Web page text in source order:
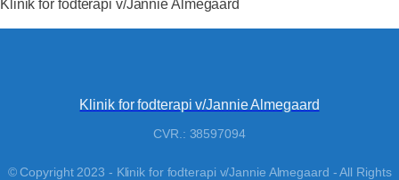
Klinik for fodterapi v/Jannie Almegaard
Klinik for fodterapi v/Jannie Almegaard
CVR.: 38597094
© Copyright 2023 - Klinik for fodterapi v/Jannie Almegaard - All Rights